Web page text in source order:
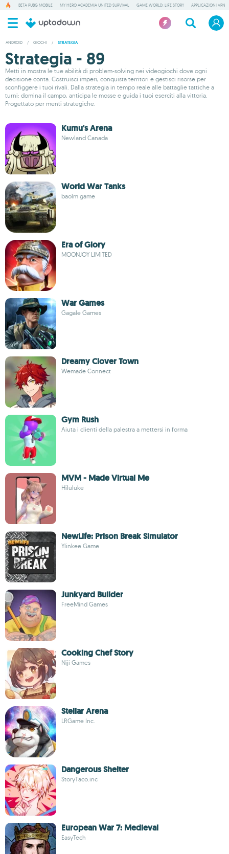
BETA PUBG MOBILE MY HERO ACADEMIA UNITED SURVIVAL GAME WORLD: LIFE STORY APPLICAZIONI VPN
ANDROID / GIOCHI / STRATEGIA
Strategia - 89
Metti in mostra le tue abilità di problem-solving nei videogiochi dove ogni
decisione conta. Costruisci imperi, conquista territori e gestisci risorse per
sconfiggere i tuoi rivali. Dalla strategia in tempo reale alle battaglie tattiche a
turni: domina il campo, anticipa le mosse e guida i tuoi eserciti alla vittoria.
Progettato per menti strategiche.
Kumu's Arena
Newland Canada
World War Tanks
baolm game
Era of Glory
MOONJOY LIMITED
War Games
Gagale Games
Dreamy Clover Town
Wemade Connect
Gym Rush
Aiuta i clienti della palestra a mettersi in forma
MVM - Made Virtual Me
Hiluluke
NewLife: Prison Break Simulator
Ylinkee Game
Junkyard Builder
FreeMind Games
Cooking Chef Story
Niji Games
Stellar Arena
LRGame Inc.
Dangerous Shelter
StoryTaco.inc
European War 7: Medieval
EasyTech